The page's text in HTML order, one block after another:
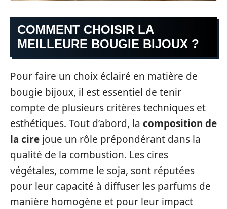
COMMENT CHOISIR LA
MEILLEURE BOUGIE BIJOUX ?
Pour faire un choix éclairé en matière de
bougie bijoux, il est essentiel de tenir
compte de plusieurs critères techniques et
esthétiques. Tout d’abord, la composition de
la cire joue un rôle prépondérant dans la
qualité de la combustion. Les cires
végétales, comme le soja, sont réputées
pour leur capacité à diffuser les parfums de
manière homogène et pour leur impact